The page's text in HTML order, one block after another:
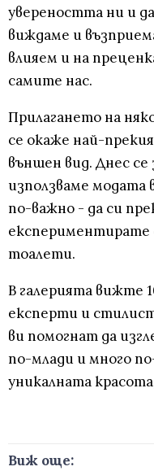
увереността ни и
виждаме и
влияем и на
самите нас.
Прилагането на
се окаже най-
външен вид. Днес
използваме модата
по-важно - да си
експериментирате
тоалети.
В галерията вижте
експерти и
ви помогнат да
по-млади и много
уникалната
Виж още: